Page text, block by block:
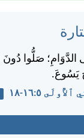
الدَّوَامِ؛ صَلُّوا
يَسُوعَ.
٥:‏١٦-‏١٨